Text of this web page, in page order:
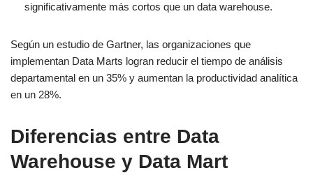
significativamente más cortos que un data warehouse.
Según un estudio de Gartner, las organizaciones que
implementan Data Marts logran reducir el tiempo de análisis
departamental en un 35% y aumentan la productividad analítica
en un 28%.
Diferencias entre Data
Warehouse y Data Mart